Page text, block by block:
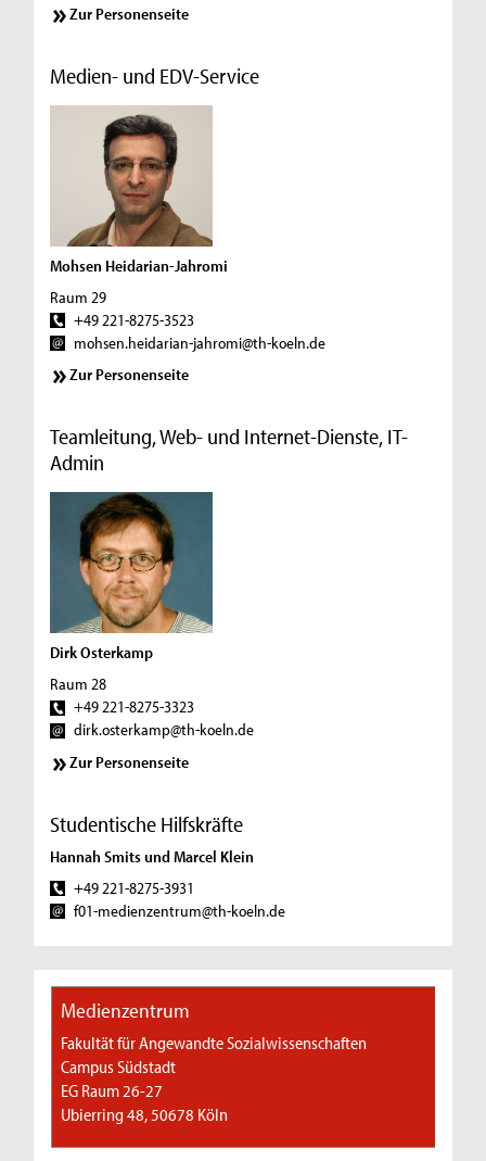
Zur Personenseite
Medien- und EDV-Service
Mohsen Heidarian-Jahromi
Raum 29
+49 221-8275-3523
mohsen.heidarian-jahromi@th-koeln.de
Zur Personenseite
Teamleitung, Web- und Internet-Dienste, IT-
Admin
Dirk Osterkamp
Raum 28
+49 221-8275-3323
dirk.osterkamp@th-koeln.de
Zur Personenseite
Studentische Hilfskräfte
Hannah Smits und Marcel Klein
+49 221-8275-3931
f01-medienzentrum@th-koeln.de
Medienzentrum
Fakultät für Angewandte Sozialwissenschaften
Campus Südstadt
EG Raum 26-27
Ubierring 48, 50678 Köln